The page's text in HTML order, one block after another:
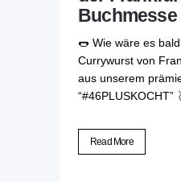
Buchmesse
🌭 Wie wäre es
Currywurst von
aus unserem
“#46PLUSKOCHT”
Read More